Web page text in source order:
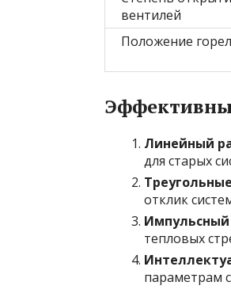
вентилей
Положение
Линейный
для старых
отклик
тепловых
параметрам